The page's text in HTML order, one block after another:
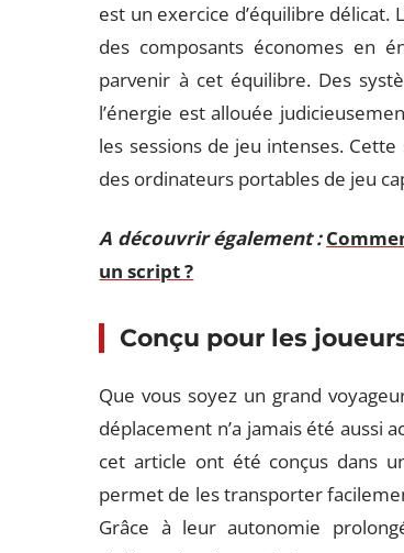
est un exercice d’équilibre
des composants économes en
parvenir à cet équilibre. Des
l’énergie est allouée
les sessions de jeu intenses.
des ordinateurs portables de jeu
A découvrir également :
un script ?
Conçu pour les
Que vous soyez un grand
déplacement n’a jamais été aussi
cet article ont été conçus dans
permet de les transporter
Grâce à leur autonomie